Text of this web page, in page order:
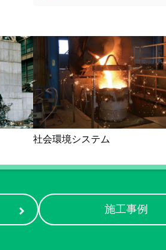
社会環境システム
施工事例